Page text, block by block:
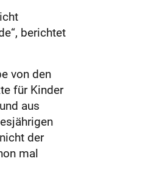
berichtet
von den
für Kinder
aus
der
mal